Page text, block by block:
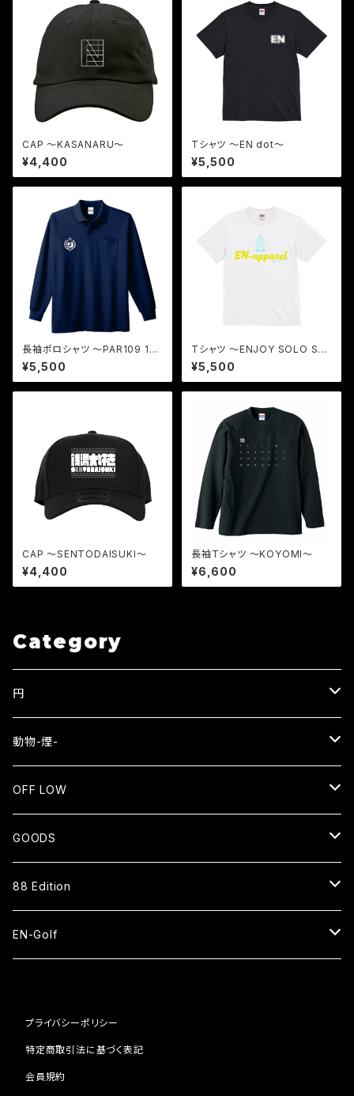
CAP 〜KASANARU〜
¥4,400
Tシャツ 〜EN dot〜
¥5,500
長袖ポロシャツ 〜PAR109 1
H〜
¥5,500
Tシャツ 〜ENJOY SOLO SA
UNA〜
¥5,500
CAP 〜SENTODAISUKI〜
¥4,400
長袖Tシャツ 〜KOYOMI〜
¥6,600
Category
円
EN
長袖Tシャツ
スウェット
Tシャツ
動物-煙-
NEKO⇄OKEN
長袖Tシャツ
バッグ
SMOKE WOLF⇄狼煙
EN=猿
OFF LOW
SENTO
長袖Tシャツ
パーカー
ブルゾン
GOODS
CAP
HAT
BAG
POUCH
88 Edition
ベースボールシャツ
キャップ
サンダル
EN-Golf
ピステ
ナイロンパンツ
PAR109 2H
ピステ
PAR109 3H
プライバシーポリシー
特定商取引法に基づく表記
会員規約